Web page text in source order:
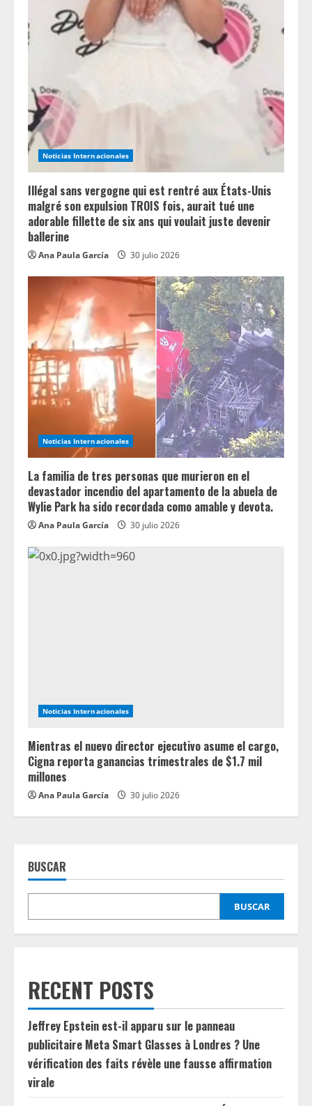
e
d
i
n
g
Noticias Internacionales
Illégal sans vergogne qui est rentré aux États-Unis
malgré son expulsion TROIS fois, aurait tué une
adorable fillette de six ans qui voulait juste devenir
ballerine
Ana Paula García 30 julio 2026
Noticias Internacionales
La familia de tres personas que murieron en el
devastador incendio del apartamento de la abuela de
Wylie Park ha sido recordada como amable y devota.
Ana Paula García 30 julio 2026
Noticias Internacionales
Mientras el nuevo director ejecutivo asume el cargo,
Cigna reporta ganancias trimestrales de $1.7 mil
millones
Ana Paula García 30 julio 2026
BUSCAR
BUSCAR
RECENT POSTS
Jeffrey Epstein est-il apparu sur le panneau
publicitaire Meta Smart Glasses à Londres ? Une
vérification des faits révèle une fausse affirmation
virale